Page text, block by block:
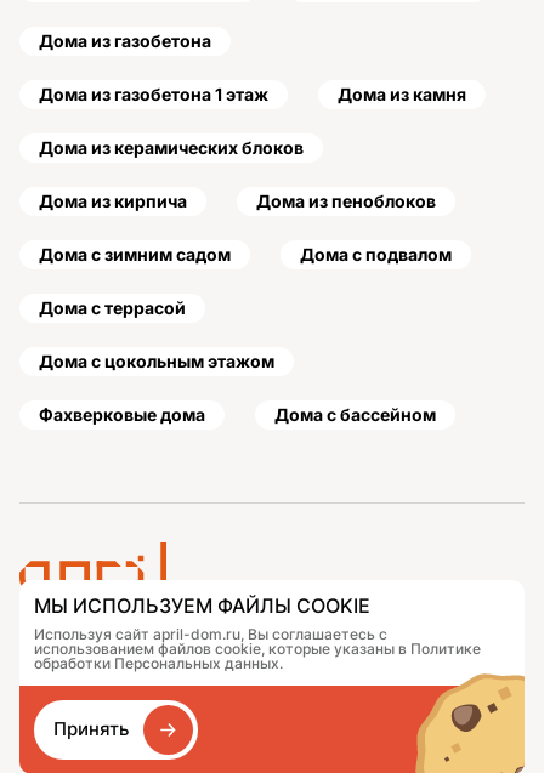
Дома из газобетона
Дома из газобетона 1 этаж Дома из камня
Дома из керамических блоков
Дома из кирпича Дома из пеноблоков
Дома с зимним садом Дома с подвалом
Дома с террасой
Дома с цокольным этажом
Фахверковые дома Дома с бассейном
Проекты
Подобрать дом
Портфолио
О компании
Сравнение
Контакты
Журнал
Как заказать
МЫ ИСПОЛЬЗУЕМ ФАЙЛЫ COOKIE
Используя сайт april-dom.ru, Вы соглашаетесь с
использованием файлов cookie, которые указаны в Политике
обработки Персональных данных.
Принять